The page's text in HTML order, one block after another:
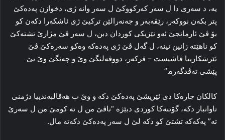
یە، د سەری دا ل سەر کەرکووکێ ل سەر وانە ژی، دخوازن پەدەکێ
پتر بکەن نووکەر، رێڤەبەر و جەنەرالێن ترکیێ ژی ئاشکەرا دکەن کو
بۆ ڤێ ئارمانجێ ئه‌و نێزیكی كوردان دبن، ل سەر ڤێ مژارێ تشتەکێ
کو ناهێته‌ زانین نینە، ل گەل ڤێ ژی پەدەکە وەکو سەرەکێ ڤێ
ئێرشکارییا فاشیست – قرکەر، دووڤەلنگێ وێ و چەنگێ وێ یێ
پێشی تەڤدگەرە.”
کالکان جارەکا دی ئێریشێ پەدەکێ دکە و وێ ب ھەڤالبەندییا دژمنی
تاوانبار دکە، گۆتنەکا کوردی دبێژە “ناڤێ من ل تە کومێ من ل سەرێ
تە” پەکەکە تشتێ كو دکە لێ ل سەر پەدەکێ دکەتە مال.